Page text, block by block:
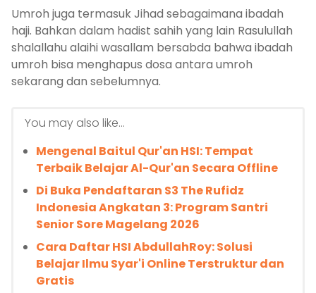
Umroh juga termasuk Jihad sebagaimana ibadah
haji. Bahkan dalam hadist sahih yang lain Rasulullah
shalallahu alaihi wasallam bersabda bahwa ibadah
umroh bisa menghapus dosa antara umroh
sekarang dan sebelumnya.
You may also like...
Mengenal Baitul Qur'an HSI: Tempat
Terbaik Belajar Al-Qur'an Secara Offline
Di Buka Pendaftaran S3 The Rufidz
Indonesia Angkatan 3: Program Santri
Senior Sore Magelang 2026
Cara Daftar HSI AbdullahRoy: Solusi
Belajar Ilmu Syar'i Online Terstruktur dan
Gratis